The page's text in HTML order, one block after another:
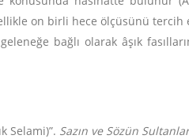
on birli hece ölçüsünü tercih
bağlı olarak âşık
Selami)”. Sazın ve Sözün